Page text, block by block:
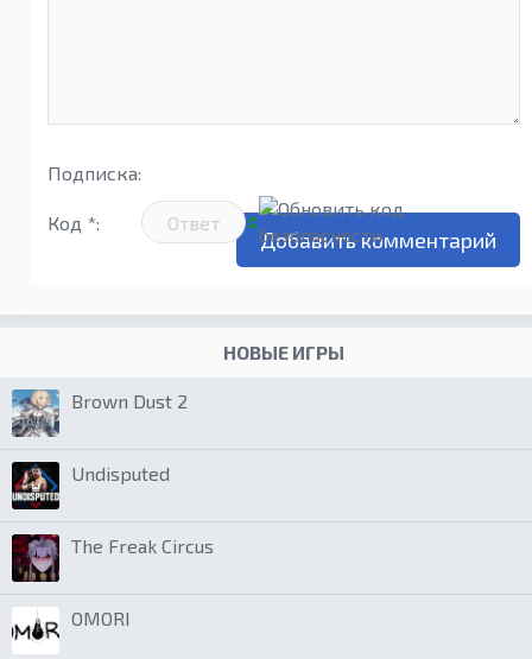
Подписка:
Код *:
НОВЫЕ ИГРЫ
Brown Dust 2
Undisputed
The Freak Circus
OMORI